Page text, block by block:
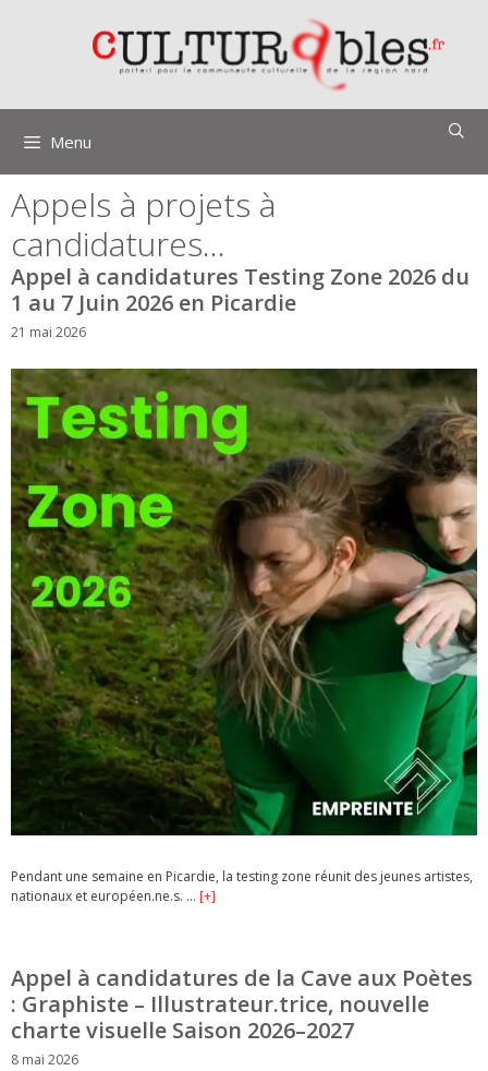
Menu
Appels à projets à
candidatures…
Appel à candidatures Testing Zone 2026 du
1 au 7 Juin 2026 en Picardie
21 mai 2026
Pendant une semaine en Picardie, la testing zone réunit des jeunes artistes,
nationaux et européen.ne.s. … [+]
Appel à candidatures de la Cave aux Poètes
: Graphiste – Illustrateur.trice, nouvelle
charte visuelle Saison 2026–2027
8 mai 2026